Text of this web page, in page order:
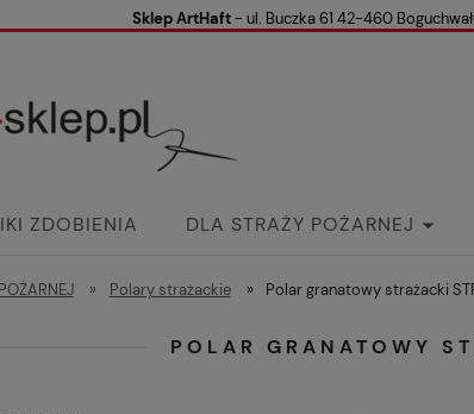
Sklep ArtHaft- ul. Buczka 61 42-460
ZDOBIENIA DLA STRAŻY POŻARNEJ
Dane firmy Facebook Kontakt
» Polary strażackie » Polar granatowy strażacki
POLAR GRANATOWY